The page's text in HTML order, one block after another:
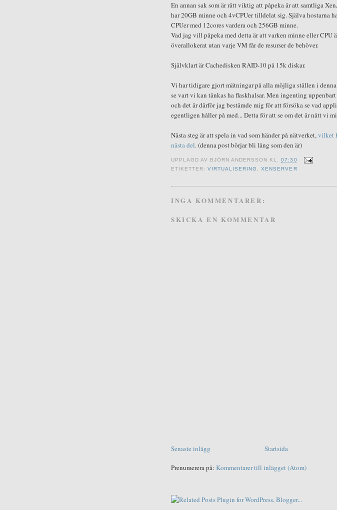
En annan sak som är rätt viktig att påpeka är att samtliga
har 20GB minne och 4vCPUer tilldelat sig. Själva hostarna
CPUer med 12cores vardera och 256GB minne.
Vad jag vill påpeka med detta är att varken minne eller CPU
överallokerat utan varje VM får de resurser de behöver.
Självklart är Cachedisken RAID-10 på 15k diskar.
Vi har tidigare gjort mätningar på alla möjliga ställen i
se vart vi kan tänkas ha flaskhalsar. Men ingenting
och det är därför jag bestämde mig för att försöka se vad
egentligen håller på med... Detta för att se om det är nått vi
Nästa steg är att spela in vad som händer på nätverket,vilket
nästa del. (denna post börjar bli lång som den är)
UPPLAGD AV BJÖRN ANDERSSON KL.07:30
ETIKETTER:VIRTUALISERING ,XENSERVER
INGA KOMMENTARER:
SKICKA EN KOMMENTAR
Senaste inlägg Startsida
Prenumerera på: Kommentarer till inlägget (Atom)